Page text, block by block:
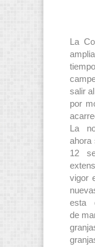
La
salir
por
La
ahora
12
vigor
esta
de